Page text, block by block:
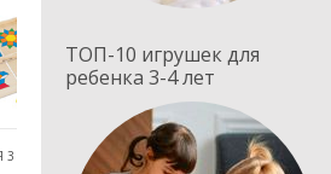
ЛЕТ ДЛЯ 2 ЛЕТ
ТОП-10 игрушек для
ребенка 3-4 лет